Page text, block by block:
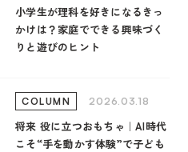
小学生が理科を好きになるきっ
かけは？家庭でできる興味づく
りと遊びのヒント
2026.03.18
COLUMN
将来 役に立つおもちゃ｜AI時代
こそ“手を動かす体験”で子ども